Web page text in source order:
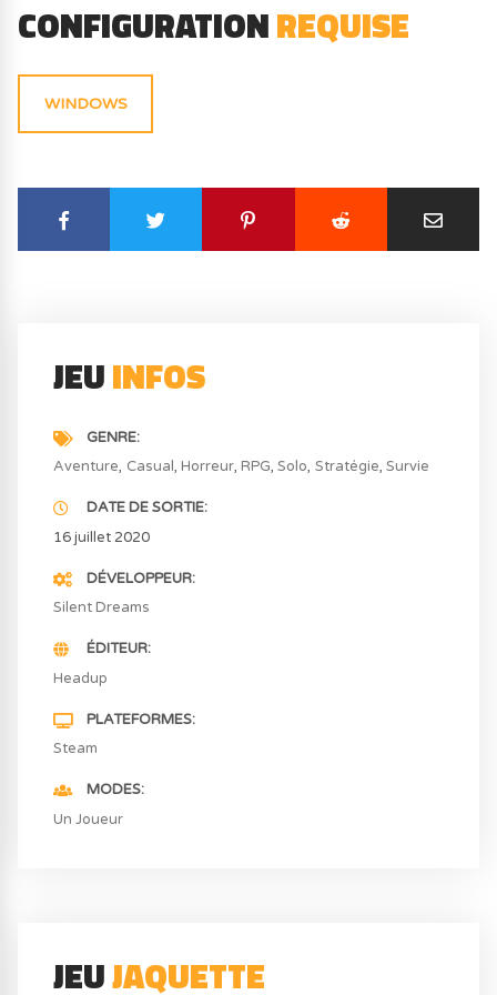
CONFIGURATIONREQUISE
WINDOWS
JEUINFOS
GENRE
Aventure Casual Horreur RPG Solo Stratégie Survie
DATE DE SORTIE
16 juillet 2020
DÉVELOPPEUR
Silent Dreams
ÉDITEUR
Headup
PLATEFORMES
Steam
MODES
Un Joueur
JEUJAQUETTE